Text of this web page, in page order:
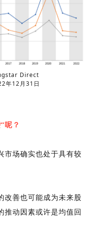
Direct
年12月31日
呢？
市场确实也处于具有较
改善也可能成为未来股
推动因素或许是均值回